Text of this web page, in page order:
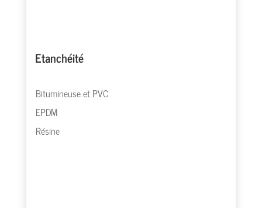
Etanchéité
Bitumineuse et PVC
EPDM
Résine